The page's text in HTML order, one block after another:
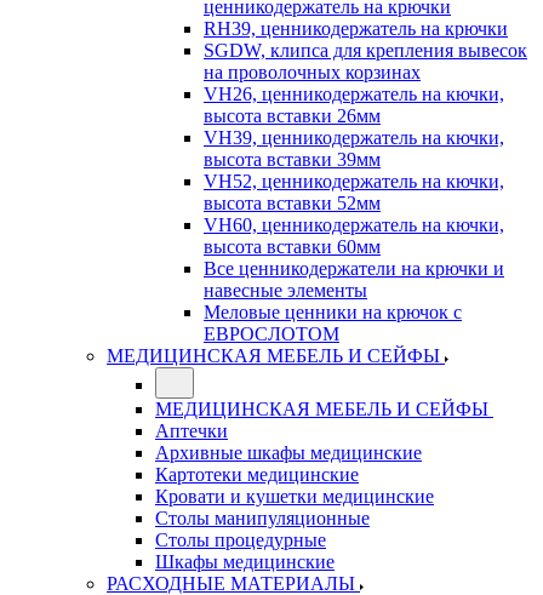
ценникодержатель на крючки
RH39, ценникодержатель на крючки
SGDW, клипса для крепления вывесок
на проволочных корзинах
VH26, ценникодержатель на кючки,
высота вставки 26мм
VH39, ценникодержатель на кючки,
высота вставки 39мм
VH52, ценникодержатель на кючки,
высота вставки 52мм
VH60, ценникодержатель на кючки,
высота вставки 60мм
Все ценникодержатели на крючки и
навесные элементы
Меловые ценники на крючок с
ЕВРОСЛОТОМ
МЕДИЦИНСКАЯ МЕБЕЛЬ И СЕЙФЫ
МЕДИЦИНСКАЯ МЕБЕЛЬ И СЕЙФЫ
Аптечки
Архивные шкафы медицинские
Картотеки медицинские
Кровати и кушетки медицинские
Столы манипуляционные
Столы процедурные
Шкафы медицинские
РАСХОДНЫЕ МАТЕРИАЛЫ